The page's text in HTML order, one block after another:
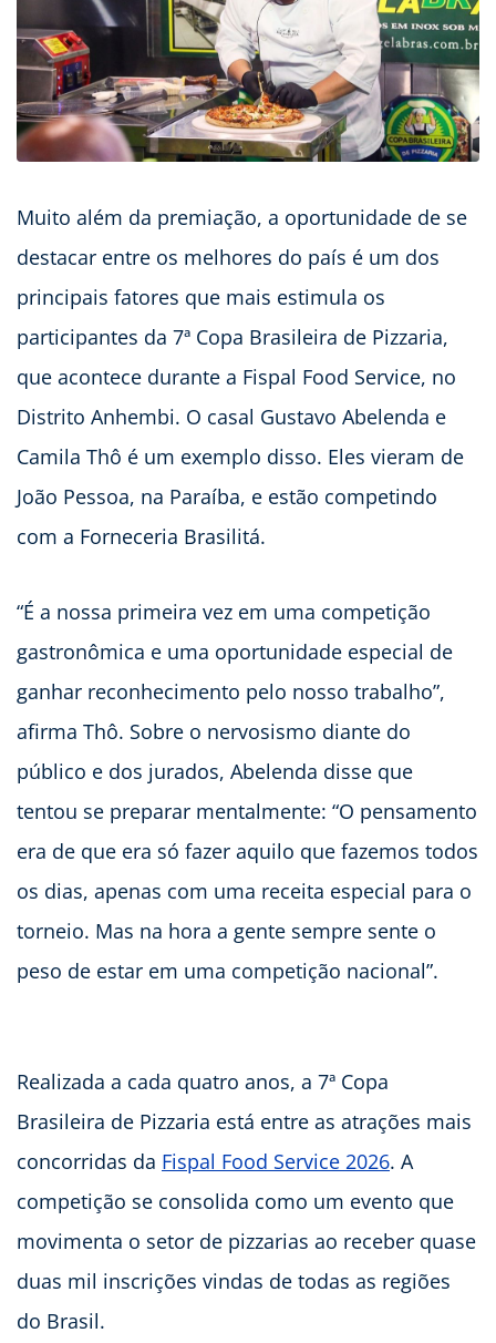
Muito além da premiação, a oportunidade de se
destacar entre os melhores do país é um dos
principais fatores que mais estimula os
participantes da 7ª Copa Brasileira de Pizzaria,
que acontece durante a Fispal Food Service, no
Distrito Anhembi. O casal Gustavo Abelenda e
Camila Thô é um exemplo disso. Eles vieram de
João Pessoa, na Paraíba, e estão competindo
com a Forneceria Brasilitá.
“É a nossa primeira vez em uma competição
gastronômica e uma oportunidade especial de
ganhar reconhecimento pelo nosso trabalho”,
afirma Thô. Sobre o nervosismo diante do
público e dos jurados, Abelenda disse que
tentou se preparar mentalmente: “O pensamento
era de que era só fazer aquilo que fazemos todos
os dias, apenas com uma receita especial para o
torneio. Mas na hora a gente sempre sente o
peso de estar em uma competição nacional”.
Realizada a cada quatro anos, a 7ª Copa
Brasileira de Pizzaria está entre as atrações mais
concorridas da Fispal Food Service 2026. A
competição se consolida como um evento que
movimenta o setor de pizzarias ao receber quase
duas mil inscrições vindas de todas as regiões
do Brasil.